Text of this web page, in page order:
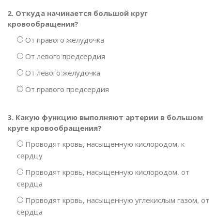
2. Откуда начинается большой круг
кровообращения?
От правого желудочка
От левого предсердия
От левого желудочка
От правого предсердия
3. Какую функцию выполняют артерии в большом
круге кровообращения?
Проводят кровь, насыщенную кислородом, к
сердцу
Проводят кровь, насыщенную кислородом, от
сердца
Проводят кровь, насыщенную углекислым газом, от
сердца